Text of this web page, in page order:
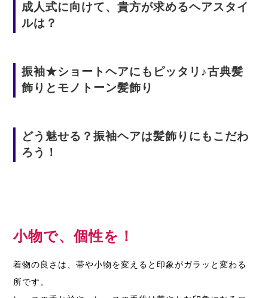
成人式に向けて、貴方が求めるヘアスタイ
ルは？
振袖★ショートヘアにもピッタリ♪古典髪
飾りとモノトーン髪飾り
どう魅せる？振袖ヘアは髪飾りにもこだわ
ろう！
小物で、個性を！
着物の良さは、帯や小物を変えると印象がガラッと変わる
所です。